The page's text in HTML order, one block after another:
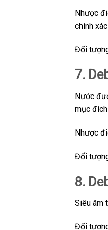
Nhược
chính
Đối
7.
Nước
mục
Nhược
Đối
8.
Siêu âm
Đối